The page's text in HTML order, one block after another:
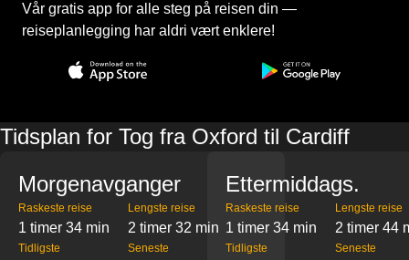
Vår gratis app for alle steg på reisen din —
reiseplanlegging har aldri vært enklere!
Tidsplan for Tog fra Oxford til Cardiff
Morgenavganger
Raskeste reise
1 timer 34 min
Lengste reise
2 timer 32 min
Tidligste Seneste
Ettermiddags.
Raskeste reise
1 timer 34 min
Lengste reise
2 timer 44
Tidligste Seneste